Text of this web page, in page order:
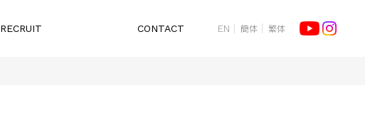
RECRUIT CONTACT EN 簡体 繁体